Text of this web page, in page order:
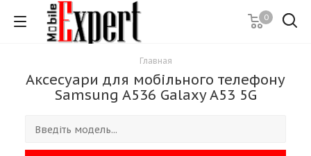
0
Главная
Аксесуари для мобільного телефону
Samsung A536 Galaxy A53 5G